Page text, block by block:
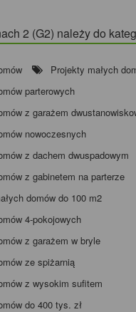
2 (G2) należy do
Projekty małych
parterowych
z garażem
nowoczesnych
z dachem dwuspadowym
z gabinetem na parterze
domów do 100 m2
4-pokojowych
z garażem w bryle
ze spiżarnią
z wysokim sufitem
do 400 tys. zł